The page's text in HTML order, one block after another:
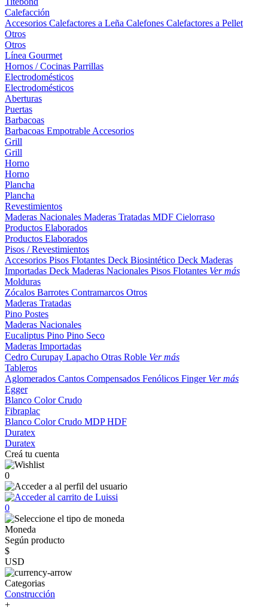
Calefacción
Accesorios Calefactores a Leña Calefones Calefactores a Pellet
Otros
Otros
Línea Gourmet
Hornos / Cocinas Parrillas
Electrodomésticos
Electrodomésticos
Aberturas
Puertas
Barbacoas
Barbacoas Empotrable Accesorios
Grill
Grill
Horno
Horno
Plancha
Plancha
Revestimientos
Maderas Nacionales Maderas Tratadas MDF Cielorraso
Productos Elaborados
Productos Elaborados
Pisos / Revestimientos
Accesorios Pisos Flotantes Deck Biosintético Deck Maderas
Importadas Deck Maderas Nacionales Pisos Flotantes Ver más
Molduras
Zócalos Barrotes Contramarcos Otros
Maderas Tratadas
Pino Postes
Maderas Nacionales
Eucaliptus Pino Pino Seco
Maderas Importadas
Cedro Curupay Lapacho Otras Roble Ver más
Tableros
Aglomerados Cantos Compensados Fenólicos Finger Ver más
Egger
Blanco ColorCrudo
Fibraplac
Blanco ColorCrudo MDPHDF
Duratex
Duratex
Creá tu cuenta
0
0
Moneda
Según producto
$
USD
Categorias
Construcción
+